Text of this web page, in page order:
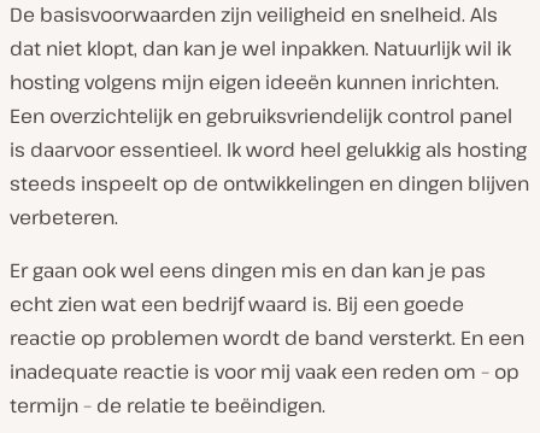
De basisvoorwaarden zijn veiligheid en snelheid. Als
dat niet klopt, dan kan je wel inpakken. Natuurlijk wil ik
hosting volgens mijn eigen ideeën kunnen inrichten.
Een overzichtelijk en gebruiksvriendelijk control panel
is daarvoor essentieel. Ik word heel gelukkig als hosting
steeds inspeelt op de ontwikkelingen en dingen blijven
verbeteren.
Er gaan ook wel eens dingen mis en dan kan je pas
echt zien wat een bedrijf waard is. Bij een goede
reactie op problemen wordt de band versterkt. En een
inadequate reactie is voor mij vaak een reden om – op
termijn – de relatie te beëindigen.